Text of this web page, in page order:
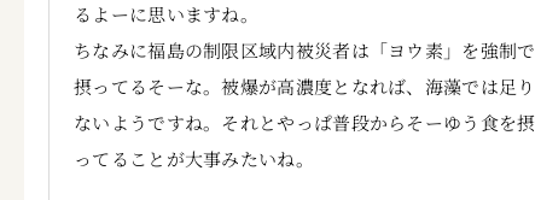
るよーに思いますね。
ちなみに福島の制限区域内被災者は「ヨウ素」を強制で
摂ってるそーな。被爆が高濃度となれば、海藻では足り
ないようですね。それとやっぱ普段からそーゆう食を摂
ってることが大事みたいね。